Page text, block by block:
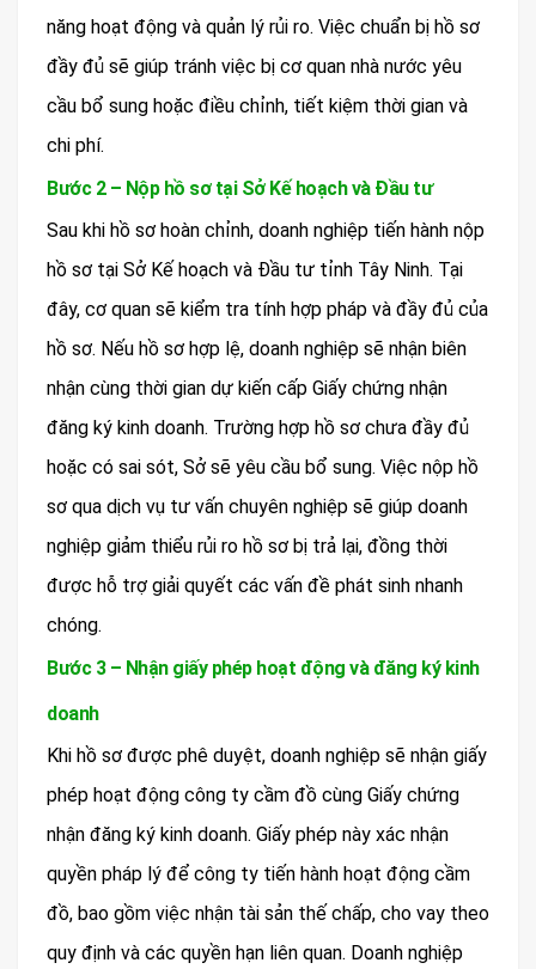
năng hoạt động và quản lý rủi ro. Việc chuẩn bị hồ sơ
đầy đủ sẽ giúp tránh việc bị cơ quan nhà nước yêu
cầu bổ sung hoặc điều chỉnh, tiết kiệm thời gian và
chi phí.
Bước 2 – Nộp hồ sơ tại Sở Kế hoạch và Đầu tư
Sau khi hồ sơ hoàn chỉnh, doanh nghiệp tiến hành nộp
hồ sơ tại Sở Kế hoạch và Đầu tư tỉnh Tây Ninh. Tại
đây, cơ quan sẽ kiểm tra tính hợp pháp và đầy đủ của
hồ sơ. Nếu hồ sơ hợp lệ, doanh nghiệp sẽ nhận biên
nhận cùng thời gian dự kiến cấp Giấy chứng nhận
đăng ký kinh doanh. Trường hợp hồ sơ chưa đầy đủ
hoặc có sai sót, Sở sẽ yêu cầu bổ sung. Việc nộp hồ
sơ qua dịch vụ tư vấn chuyên nghiệp sẽ giúp doanh
nghiệp giảm thiểu rủi ro hồ sơ bị trả lại, đồng thời
được hỗ trợ giải quyết các vấn đề phát sinh nhanh
chóng.
Bước 3 – Nhận giấy phép hoạt động và đăng ký kinh
doanh
Khi hồ sơ được phê duyệt, doanh nghiệp sẽ nhận giấy
phép hoạt động công ty cầm đồ cùng Giấy chứng
nhận đăng ký kinh doanh. Giấy phép này xác nhận
quyền pháp lý để công ty tiến hành hoạt động cầm
đồ, bao gồm việc nhận tài sản thế chấp, cho vay theo
quy định và các quyền hạn liên quan. Doanh nghiệp